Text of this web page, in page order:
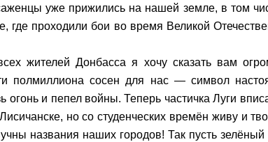
уже прижились на нашей земле, в том
проходили бои во время Великой
жителей Донбасса я хочу сказать вам
полмиллиона сосен для нас — символ
огонь и пепел войны. Теперь частичка Луги
но со студенческих времён живу и
названия наших городов! Так пусть зелёный